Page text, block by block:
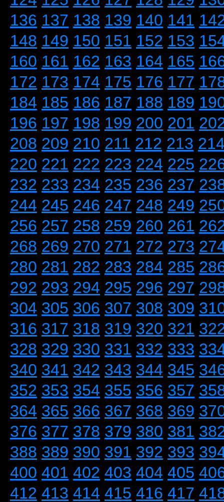
136 137 138 139 140 141
148 149 150 151 152 153
160 161 162 163 164 165
172 173 174 175 176 177
184 185 186 187 188 189
196 197 198 199 200 201
208 209 210 211 212 213
220 221 222 223 224 225
232 233 234 235 236 237
244 245 246 247 248 249
256 257 258 259 260 261
268 269 270 271 272 273
280 281 282 283 284 285
292 293 294 295 296 297
304 305 306 307 308 309
316 317 318 319 320 321
328 329 330 331 332 333
340 341 342 343 344 345
352 353 354 355 356 357
364 365 366 367 368 369
376 377 378 379 380 381
388 389 390 391 392 393
400 401 402 403 404 405
412 413 414 415 416 417